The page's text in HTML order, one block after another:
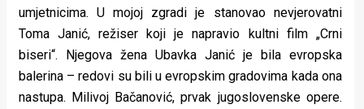
umjetnicima. U mojoj zgradi je stanovao nevjerovatni
Toma Janić, režiser koji je napravio kultni film „Crni
biseri“. Njegova žena Ubavka Janić je bila evropska
balerina – redovi su bili u evropskim gradovima kada ona
nastupa. Milivoj Bačanović, prvak jugoslovenske opere.